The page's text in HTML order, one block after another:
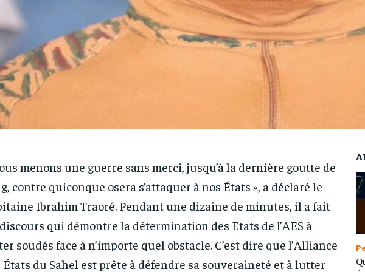
and you / year
news and articles for a whole year.
/ month
By agreeing to this tier, you are
every month after the first one until
opt out of the monthly
and you / year
news and articles for a whole year.
/ month
By agreeing to this tier, you are
every month after the first one until
opt out of the monthly
menons une guerre sans merci, jusqu’à la dernière goutte de
contre quiconque osera s’attaquer à nos États », a déclaré le
Ibrahim Traoré. Pendant une dizaine de minutes, il a fait
qui démontre la détermination des Etats de l’AES à
soudés face à n’importe quel obstacle. C’est dire que l’Alliance
États du Sahel est prête à défendre sa souveraineté et à lutter